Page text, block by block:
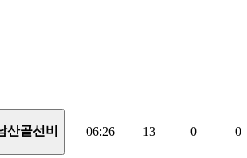
산골선비 06:26 13 0 0